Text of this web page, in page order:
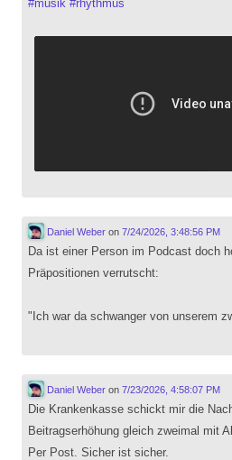
#musik #rhythmus
Daniel Weberon 7/24/2026, 3:48:56 PM
Da ist einer Person im Podcast doch
Präpositionen verrutscht:
"Ich war da schwanger von unserem
Daniel Weberon 7/23/2026, 4:58:07 PM
Die Krankenkasse schickt mir die
Beitragserhöhung gleich zweimal mit
Per Post. Sicher ist sicher.